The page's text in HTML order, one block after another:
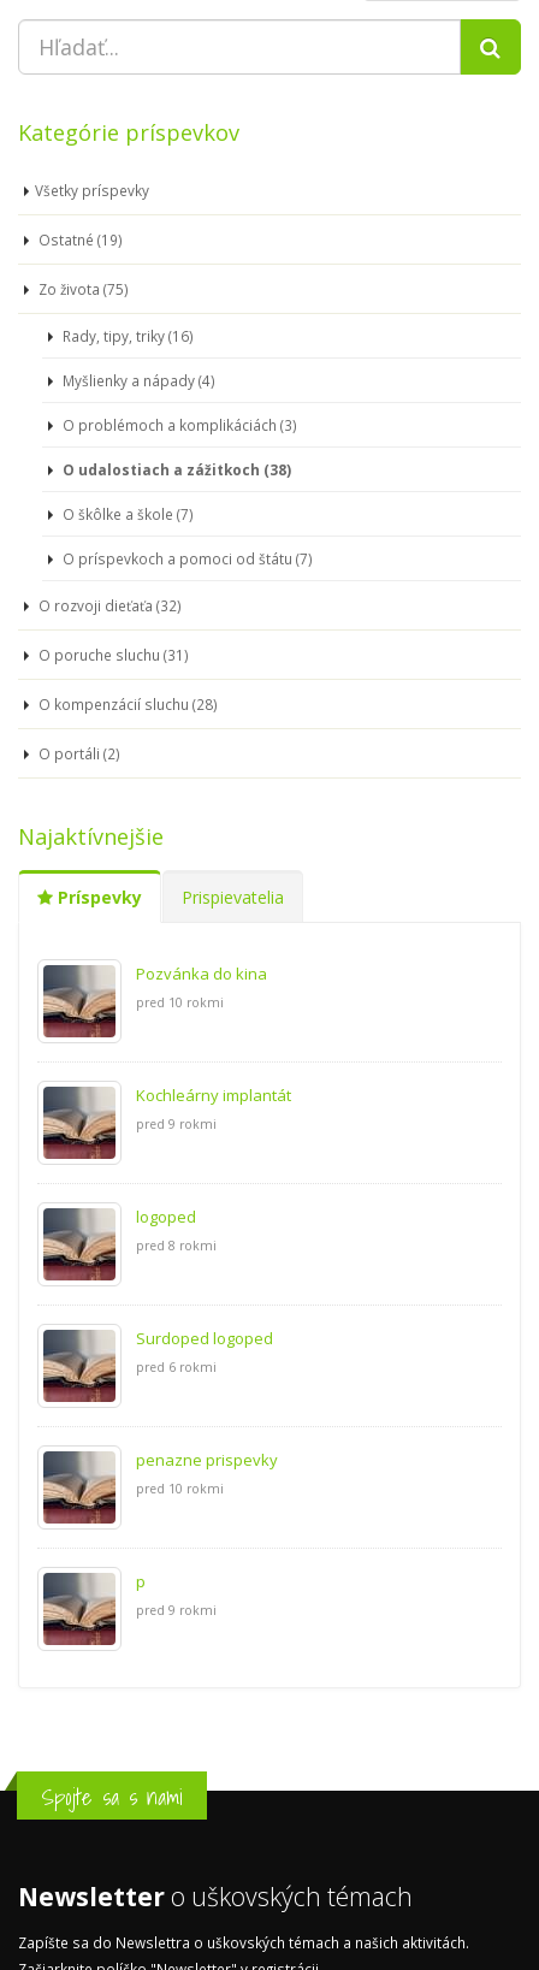
Kategórie príspevkov
Všetky príspevky
Ostatné (19)
Zo života (75)
Rady, tipy, triky (16)
Myšlienky a nápady (4)
O problémoch a komplikáciách (3)
O udalostiach a zážitkoch (38)
O škôlke a škole (7)
O príspevkoch a pomoci od štátu (7)
O rozvoji dieťaťa (32)
O poruche sluchu (31)
O kompenzácií sluchu (28)
O portáli (2)
Najaktívnejšie
Príspevky Prispievatelia
Pozvánka do kina
pred 10 rokmi
Kochleárny implantát
pred 9 rokmi
logoped
pred 8 rokmi
Surdoped logoped
pred 6 rokmi
penazne prispevky
pred 10 rokmi
p
pred 9 rokmi
Spojte sa s nami
Newsletter o uškovských témach
Zapíšte sa do Newslettra o uškovských témach a našich aktivitách.